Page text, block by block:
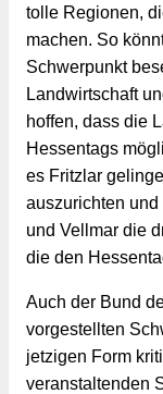
tolle Regionen,
machen. So
Schwerpunkt
Landwirtschaft
hoffen, dass die
Hessentags
es Fritzlar
auszurichten
und Vellmar die
die den
Auch der Bund
vorgestellten
jetzigen Form
veranstaltenden